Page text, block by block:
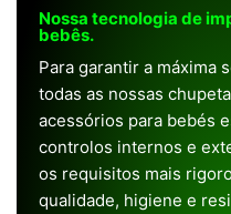
Nossa tecnologia de
bebês.
Para garantir a máxima
todas as nossas
acessórios para bebés
controlos internos e
os requisitos mais
qualidade, higiene e